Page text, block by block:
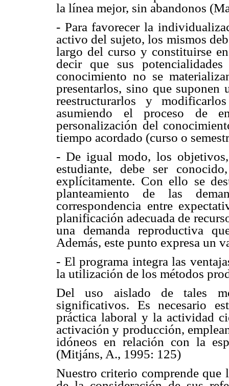
la línea mejor, sin abandonos
- Para favorecer la
activo del sujeto, los mismos
largo del curso y constituirse
decir que sus
conocimiento no se
presentarlos, sino que suponen
reestructurarlos y
asumiendo el proceso de
personalización del
tiempo acordado (curso o
- De igual modo, los
estudiante, debe ser
explícitamente. Con ello se
planteamiento de las
correspondencia entre
planificación adecuada de
una demanda reproductiva
Además, este punto expresa un
- El programa integra las
la utilización de los métodos
Del uso aislado de tales
significativos. Es necesario
práctica laboral y la actividad
activación y producción,
idóneos en relación con la
(Mitjáns, A., 1995: 125)
Nuestro criterio comprende que